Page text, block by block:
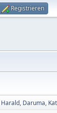
Registrieren
Harald, Daruma,